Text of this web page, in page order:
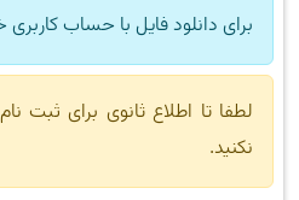
برای دانلود فایل با حساب
نکنید.